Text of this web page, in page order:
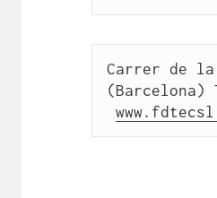
Carrer de la
(Barcelona)